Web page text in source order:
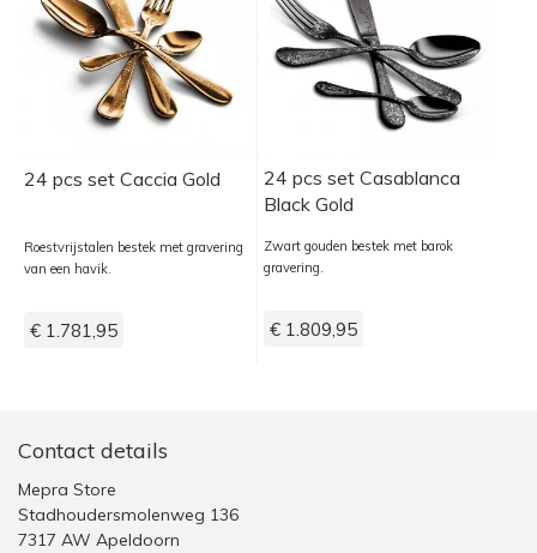
24 pcs set Caccia Gold
Roestvrijstalen bestek met gravering
van een havik.
€ 1.781,95
24 pcs set Casablanca
Black Gold
Zwart gouden bestek met barok
gravering.
€ 1.809,95
Contact details
Mepra Store
Stadhoudersmolenweg 136
7317 AW Apeldoorn